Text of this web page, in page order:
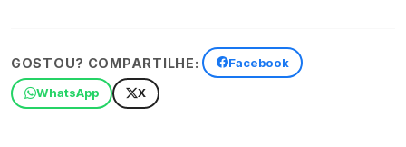
GOSTOU? COMPARTILHE: Facebook
WhatsApp X